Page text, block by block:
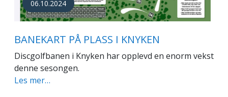
06.10.2024
BANEKART PÅ PLASS I KNYKEN
Discgolfbanen i Knyken har opplevd en enorm vekst
denne sesongen.
Les mer…